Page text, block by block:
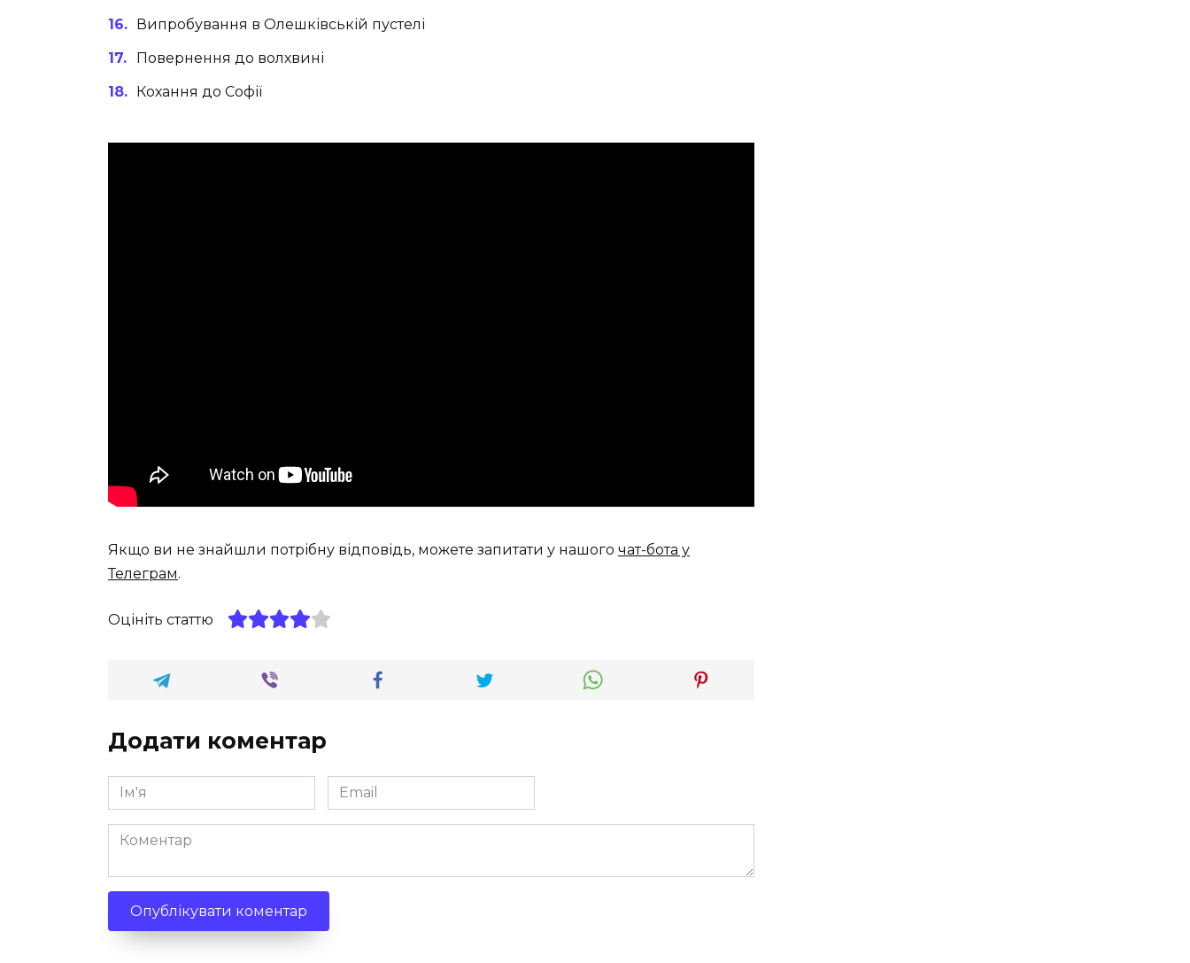
Випробування в Олешківській пустелі
Повернення до волхвині
Кохання до Софії
Якщо ви не знайшли потрібну відповідь, можете запитати у нашого чат-бота у
Телеграм.
Оцініть статтю
Додати коментар
Ім'я
*
Email
*
Коментар